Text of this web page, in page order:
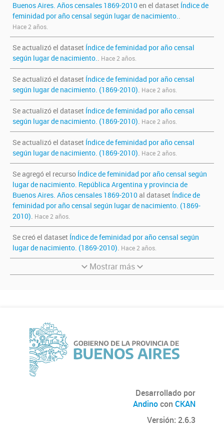
Buenos Aires. Años censales 1869-2010en el dataset Índice de
feminidad por año censal según lugar de nacimiento..
Hace 2 años.
Se actualizó el dataset Índice de feminidad por año censal
según lugar de nacimiento.. Hace 2 años.
Se actualizó el dataset Índice de feminidad por año censal
según lugar de nacimiento. (1869-2010). Hace 2 años.
Se actualizó el dataset Índice de feminidad por año censal
según lugar de nacimiento. (1869-2010). Hace 2 años.
Se actualizó el dataset Índice de feminidad por año censal
según lugar de nacimiento. (1869-2010). Hace 2 años.
Se agregó el recurso Índice de feminidad por año censal según
lugar de nacimiento. República Argentina y provincia de
Buenos Aires. Años censales 1869-2010al dataset Índice de
feminidad por año censal según lugar de nacimiento. (1869-
2010). Hace 2 años.
Se creó el dataset Índice de feminidad por año censal según
lugar de nacimiento. (1869-2010). Hace 2 años.
Mostrar más
Desarrollado por
Andinocon CKAN
Versión: 2.6.3